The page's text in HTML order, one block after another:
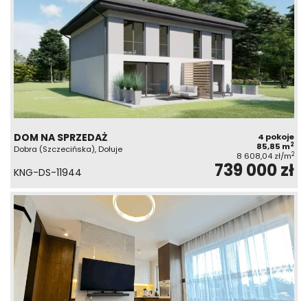
DOM NA SPRZEDAŻ
Dobra (Szczecińska), Dołuje
4 pokoje
85,85 m2
8 608,04 zł/m2
KNG-DS-11944 739 000 zł